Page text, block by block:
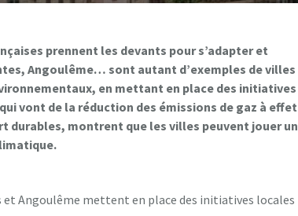
prennent les devants pour s’adapter et
Angoulême… sont autant d’exemples de villes
en mettant en place des initiatives
vont de la réduction des émissions de gaz à effet
durables, montrent que les villes peuvent jouer un
et Angoulême mettent en place des initiatives locales